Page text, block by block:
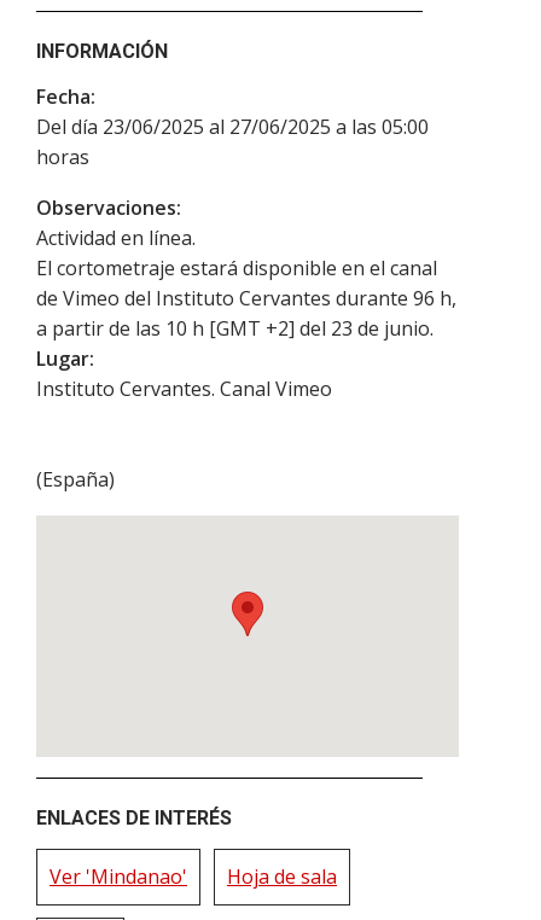
INFORMACIÓN
Fecha:
Del día 23/06/2025 al 27/06/2025 a las 05:00
horas
Observaciones:
Actividad en línea.
El cortometraje estará disponible en el canal
de Vimeo del Instituto Cervantes durante 96 h,
a partir de las 10 h [GMT +2] del 23 de junio.
Lugar:
Instituto Cervantes. Canal Vimeo
(España)
ENLACES DE INTERÉS
Ver 'Mindanao' Hoja de sala